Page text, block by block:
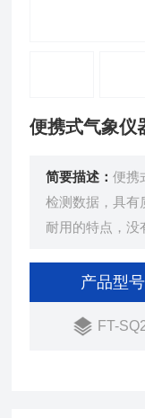
便携式气象仪
简要描述：便携
检测数据，具有
耐用的特点，没
0.85kg。产品型号
FT-